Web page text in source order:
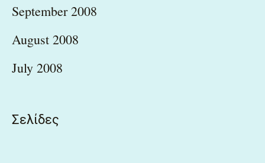
September 2008
August 2008
July 2008
Σελίδες